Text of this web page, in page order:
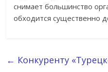
снимает большинство
обходится существенно
← Конкуренту